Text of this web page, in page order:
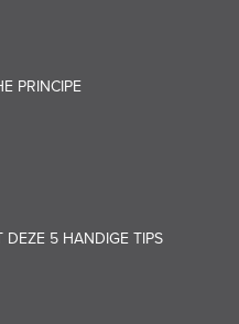
PRINCIPE
DEZE 5 HANDIGE TIPS